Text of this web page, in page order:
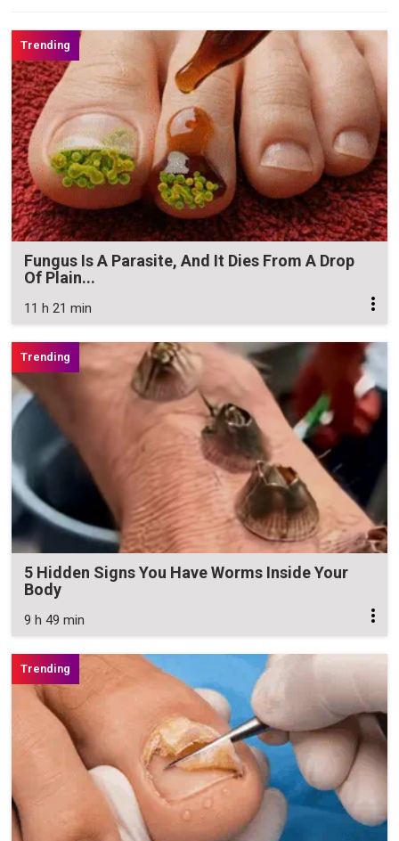
Fungus Is A Parasite, And It Dies From A Drop
Of Plain...
11 h 21 min
5 Hidden Signs You Have Worms Inside Your
Body
9 h 49 min